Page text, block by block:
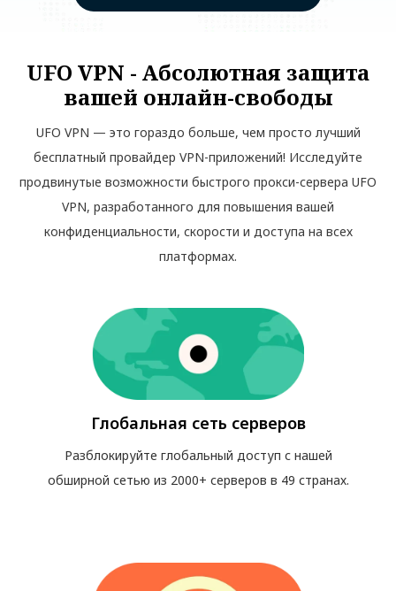
UFO VPN - Абсолютная защита
вашей онлайн-свободы
UFO VPN — это гораздо больше, чем просто лучший
бесплатный провайдер VPN-приложений! Исследуйте
продвинутые возможности быстрого прокси-сервера UFO
VPN, разработанного для повышения вашей
конфиденциальности, скорости и доступа на всех
платформах.
Глобальная сеть серверов
Разблокируйте глобальный доступ с нашей
обширной сетью из 2000+ серверов в 49 странах.